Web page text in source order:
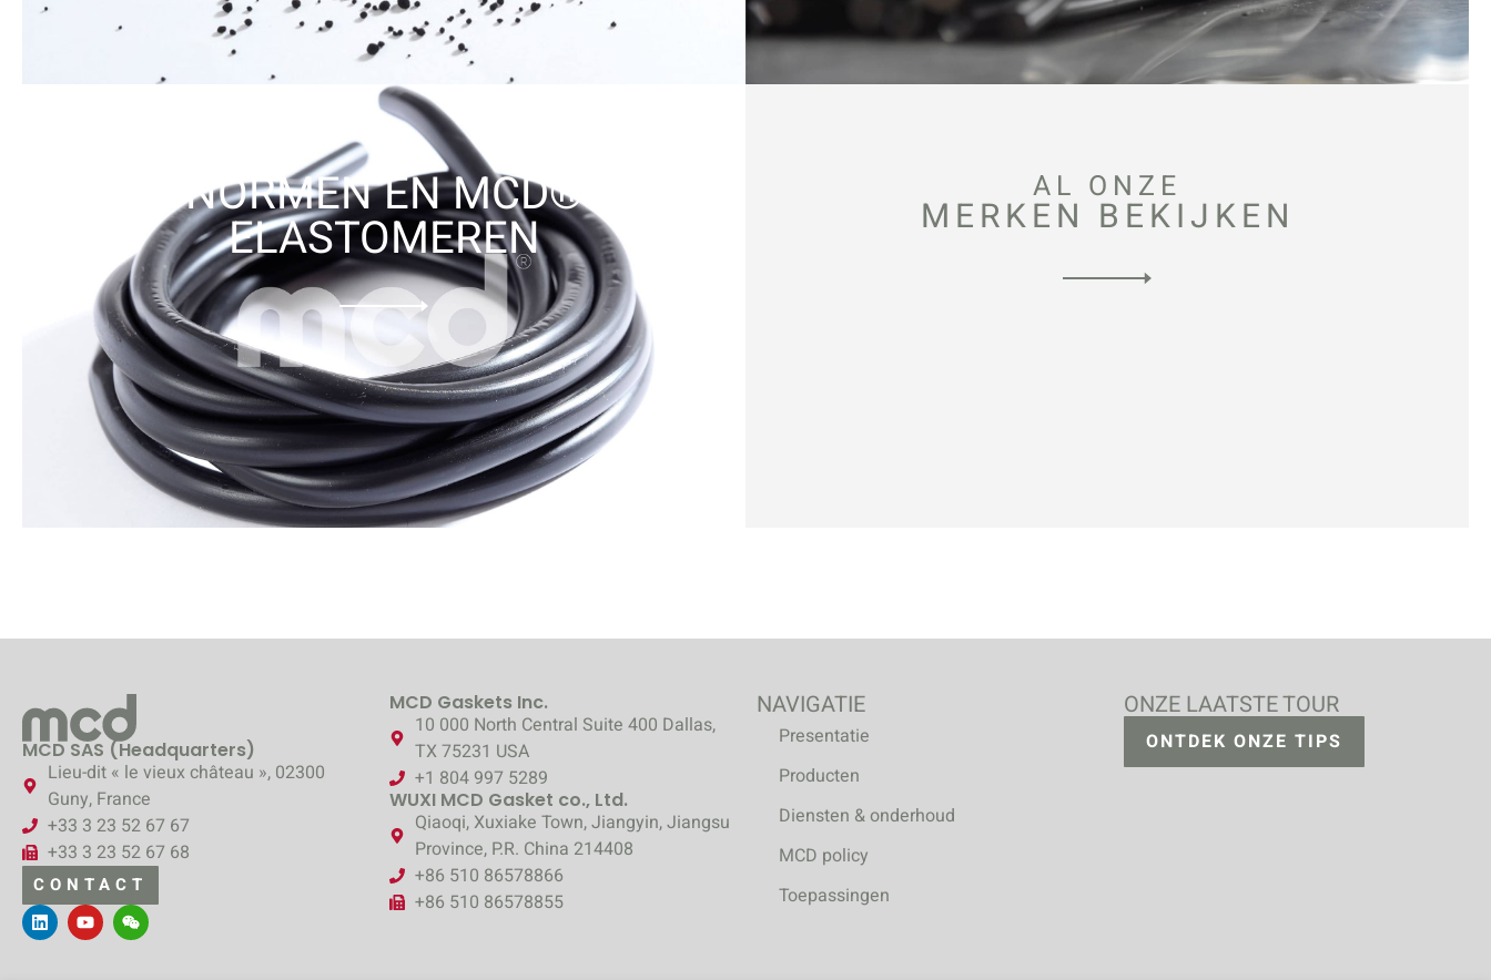
NORMEN EN MCD®
ELASTOMEREN
AL ONZE
MERKEN BEKIJKEN
MCD SAS (Headquarters)
Lieu-dit « le vieux château », 02300
Guny, France
+33 3 23 52 67 67
+33 3 23 52 67 68
CONTACT
MCD Gaskets Inc.
10 000 North Central Suite 400 Dallas,
TX 75231 USA
+1 804 997 5289
WUXI MCD Gasket co., Ltd.
Qiaoqi, Xuxiake Town, Jiangyin, Jiangsu
Province, P.R. China 214408
+86 510 86578866
+86 510 86578855
NAVIGATIE
Presentatie
Producten
Diensten & onderhoud
MCD policy
Toepassingen
ONZE LAATSTE TOUR
ONTDEK ONZE TIPS